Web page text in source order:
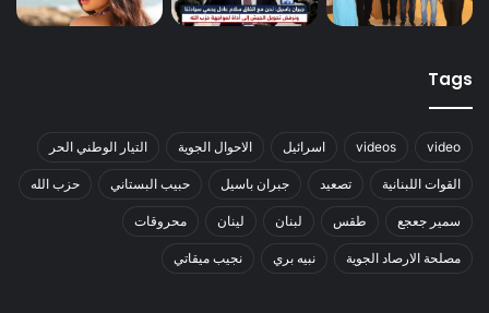
Tags
video
videos اسرائيل الاحوال الجوية التيار الوطني الحر
القوات اللبنانية تصعيد جبران باسيل حبيب البستاني حزب الله
سمير جعجع طقس لبنان لينان محروقات
مصلحة الارصاد الجوية نبيه بري نجيب ميقاتي